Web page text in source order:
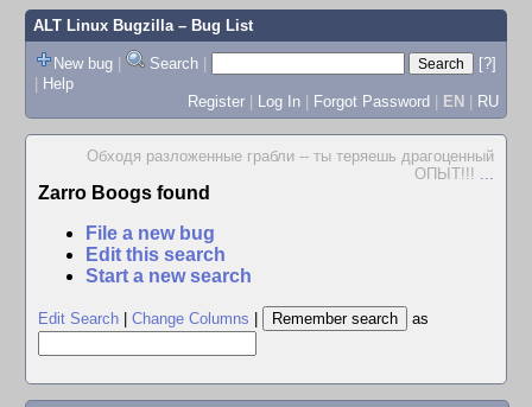
ALT Linux Bugzilla– Bug List
New bug | Search |
[?]
| Help
Register | Log In | Forgot Password | EN | RU
Обходя разложенные грабли -- ты теряешь драгоценный
ОПЫТ!!! ...
Zarro Boogs found
File a new bug
Edit this search
Start a new search
Edit Search Change Columns as